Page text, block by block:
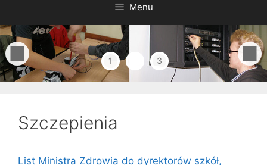
Menu
1 3
Szczepienia
List Ministra Zdrowia do dyrektorów szkół,